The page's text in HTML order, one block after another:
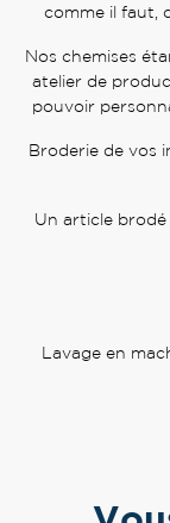
comme il faut,
Nos chemises
atelier de
pouvoir
Broderie de vos
Un article
Lavage en